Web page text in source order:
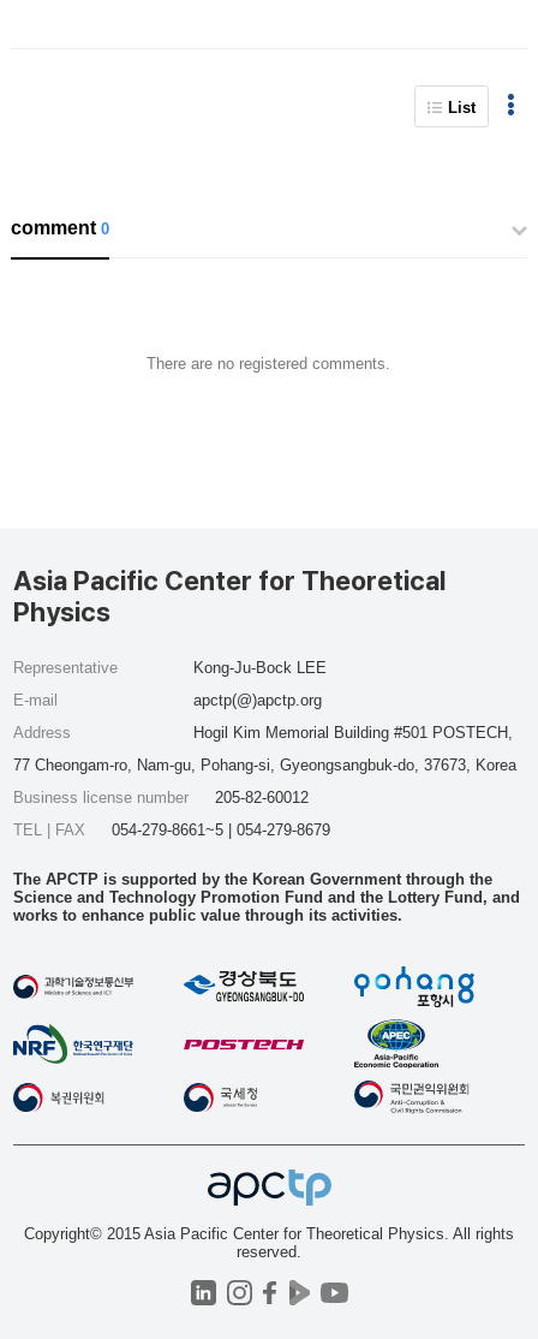
List
comment0
There are no registered comments.
Asia Pacific Center for Theoretical
Physics
Representative
Kong-Ju-Bock LEE
E-mail
apctp(@)apctp.org
Address
Hogil Kim Memorial Building #501 POSTECH,
77 Cheongam-ro, Nam-gu, Pohang-si, Gyeongsangbuk-do, 37673, Korea
Business license number
205-82-60012
TEL | FAX
054-279-8661~5 | 054-279-8679
The APCTP is supported by the Korean Government through the
Science and Technology Promotion Fund and the Lottery Fund, and
works to enhance public value through its activities.
Copyright© 2015 Asia Pacific Center for Theoretical Physics. All rights
reserved.